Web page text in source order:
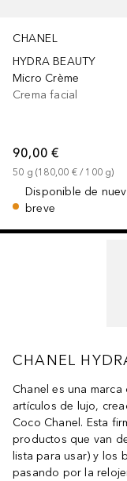
CHANEL
HYDRA BEAUTY
Micro Crème
Crema facial
90,00 €
50 g (180,00 € / 100 g)
Disponible de
breve
CHANEL
Chanel es una
artículos de lujo,
Coco Chanel. Esta
productos que van
lista para usar) y los
pasando por la